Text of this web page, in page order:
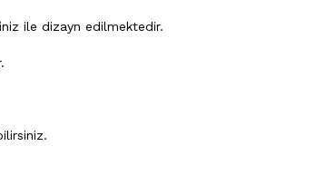
ile dizayn edilmektedir.